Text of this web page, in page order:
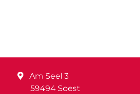
Am Seel 3
59494 Soest